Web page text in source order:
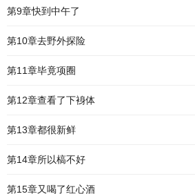
第9章快到中午了
第10章去野外探险
第11章毕竟项圈
第12章查看了下裑体
第13章都很新鲜
第14章所以槁不好
第15章又喝了红心酒